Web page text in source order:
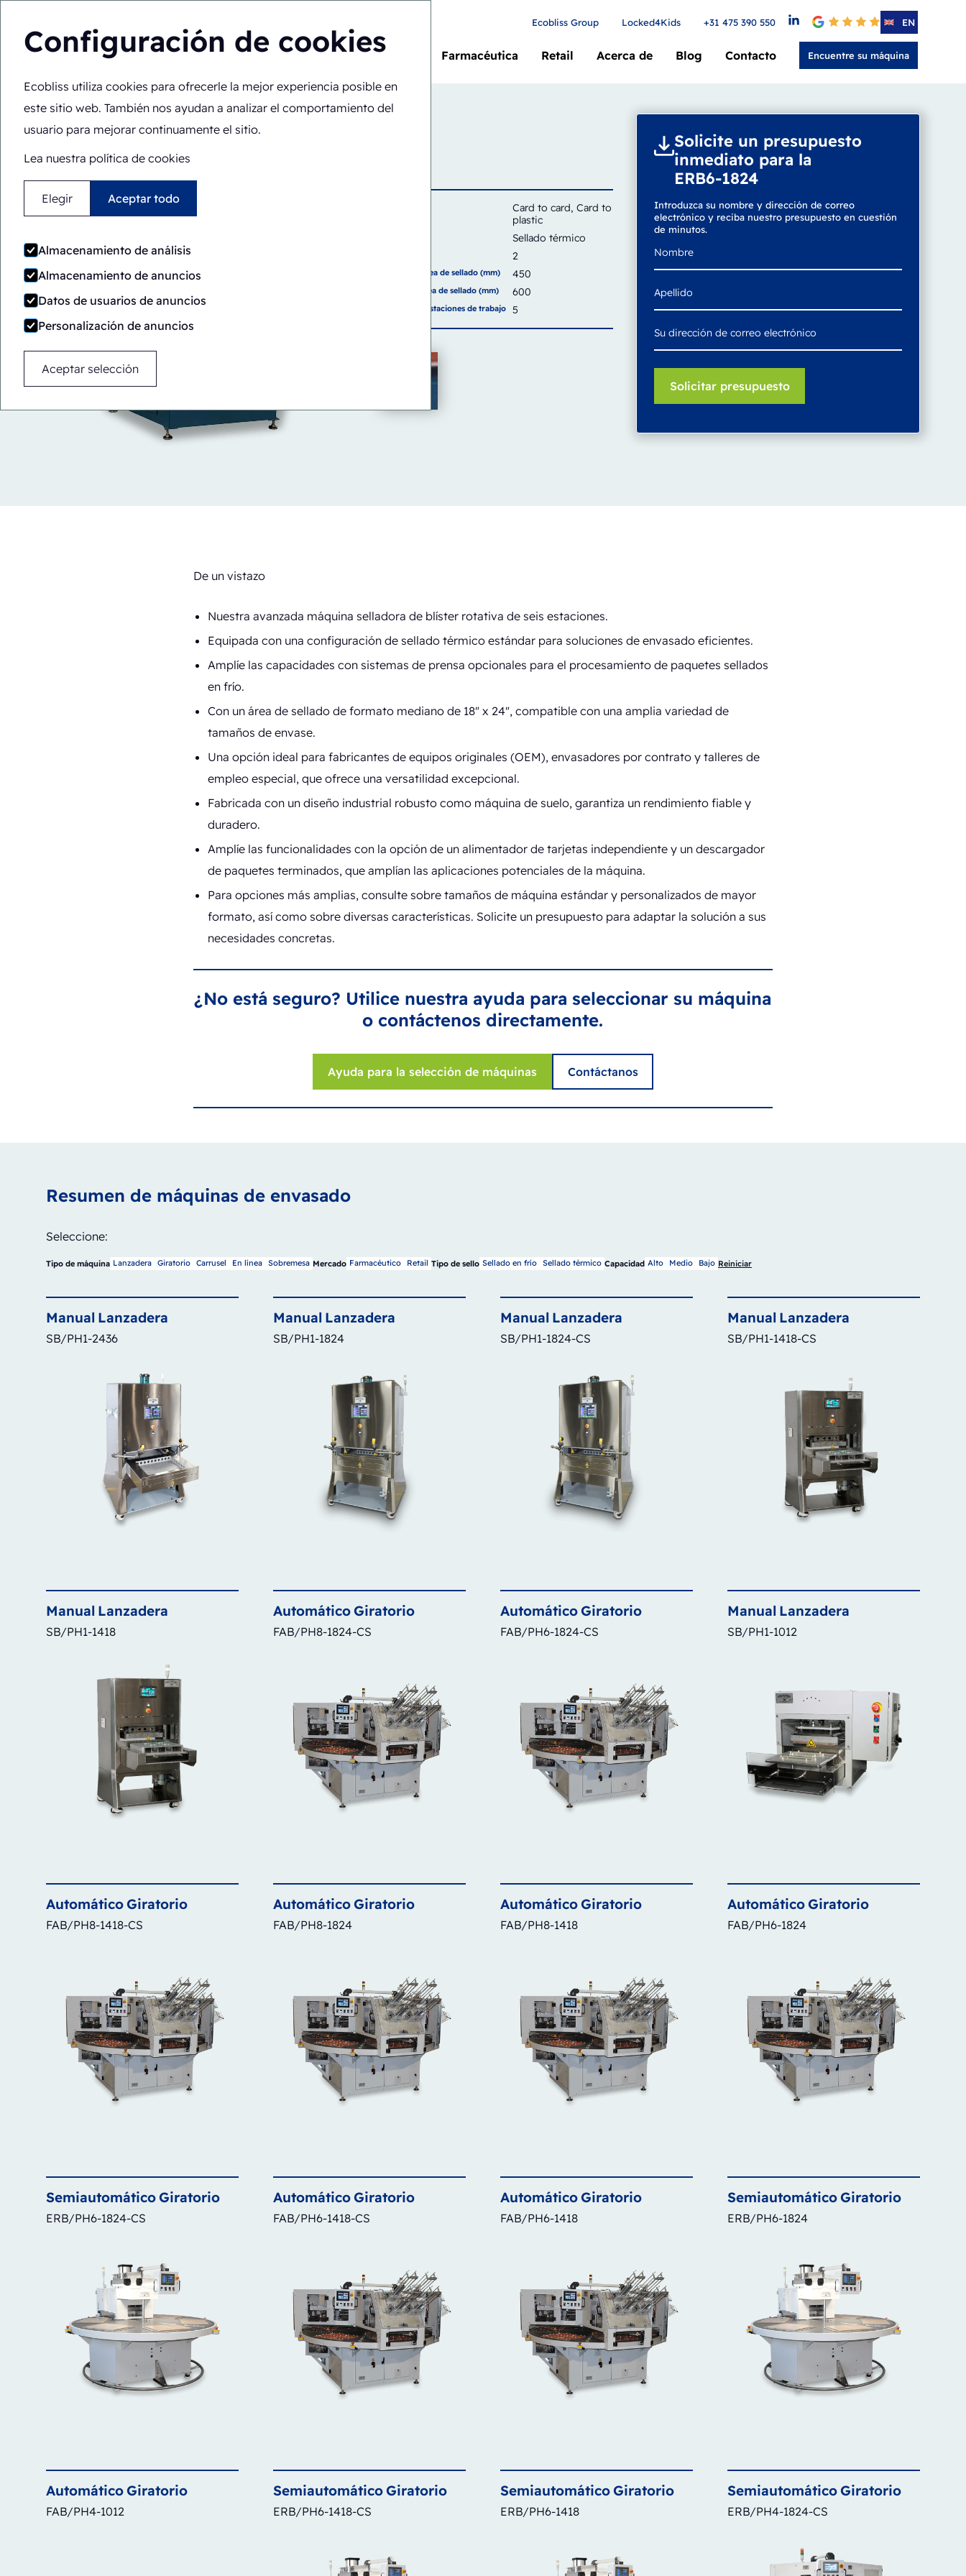
Configuración de cookies
Ecobliss utiliza cookies para ofrecerle la mejor experiencia posible en
este sitio web. También nos ayudan a analizar el comportamiento del
usuario para mejorar continuamente el sitio.
Lea nuestra política de cookies
Elegir Aceptar todo
Almacenamiento de análisis
Almacenamiento de anuncios
Datos de usuarios de anuncios
Personalización de anuncios
Aceptar selección
Farmacéutica Retail Acerca de Blog Contacto Encuentre su máquina
Ecobliss Group Locked4Kids +31 475 390 550 4.6EN
Usted está aquí: Inicio > Máquinas de envasado ERB6-1824
SemiautomáticoGiratorio
ERB6-1824
Card to card, Card to
plastic
Sellado térmico
2
Ancho del área de sellado (mm) 450
Altura del área de sellado (mm) 600
Número de estaciones de trabajo 5
Solicite un presupuesto
inmediato para la
ERB6-1824
Introduzca su nombre y dirección de correo
electrónico y reciba nuestro presupuesto en cuestión
de minutos.
De un vistazo
Nuestra avanzada máquina selladora de blíster rotativa de seis estaciones.
Equipada con una configuración de sellado térmico estándar para soluciones de envasado eficientes.
Amplíe las capacidades con sistemas de prensa opcionales para el procesamiento de paquetes sellados
en frío.
Con un área de sellado de formato mediano de 18" x 24", compatible con una amplia variedad de
tamaños de envase.
Una opción ideal para fabricantes de equipos originales (OEM), envasadores por contrato y talleres de
empleo especial, que ofrece una versatilidad excepcional.
Fabricada con un diseño industrial robusto como máquina de suelo, garantiza un rendimiento fiable y
duradero.
Amplíe las funcionalidades con la opción de un alimentador de tarjetas independiente y un descargador
de paquetes terminados, que amplían las aplicaciones potenciales de la máquina.
Para opciones más amplias, consulte sobre tamaños de máquina estándar y personalizados de mayor
formato, así como sobre diversas características. Solicite un presupuesto para adaptar la solución a sus
necesidades concretas.
¿No está seguro? Utilice nuestra ayuda para seleccionar su máquina
o contáctenos directamente.
Ayuda para la selección de máquinas Contáctanos
Resumen de máquinas de envasado
Seleccione:
Tipo de máquina Lanzadera Giratorio Carrusel En línea Sobremesa Mercado Farmacéutico Retail Tipo de sello Sellado en frío Sellado térmico Capacidad Alto Medio Bajo Reiniciar
Manual Lanzadera
SB/PH1-2436
Manual Lanzadera
SB/PH1-1824
Manual Lanzadera
SB/PH1-1824-CS
Manual Lanzadera
SB/PH1-1418-CS
Manual Lanzadera
SB/PH1-1418
AutomáticoGiratorio
FAB/PH8-1824-CS
AutomáticoGiratorio
FAB/PH6-1824-CS
Manual Lanzadera
SB/PH1-1012
AutomáticoGiratorio
FAB/PH8-1418-CS
AutomáticoGiratorio
FAB/PH8-1824
AutomáticoGiratorio
FAB/PH8-1418
AutomáticoGiratorio
FAB/PH6-1824
SemiautomáticoGiratorio
ERB/PH6-1824-CS
AutomáticoGiratorio
FAB/PH6-1418-CS
AutomáticoGiratorio
FAB/PH6-1418
SemiautomáticoGiratorio
ERB/PH6-1824
AutomáticoGiratorio
FAB/PH4-1012
SemiautomáticoGiratorio
ERB/PH6-1418-CS
SemiautomáticoGiratorio
ERB/PH6-1418
SemiautomáticoGiratorio
ERB/PH4-1824-CS